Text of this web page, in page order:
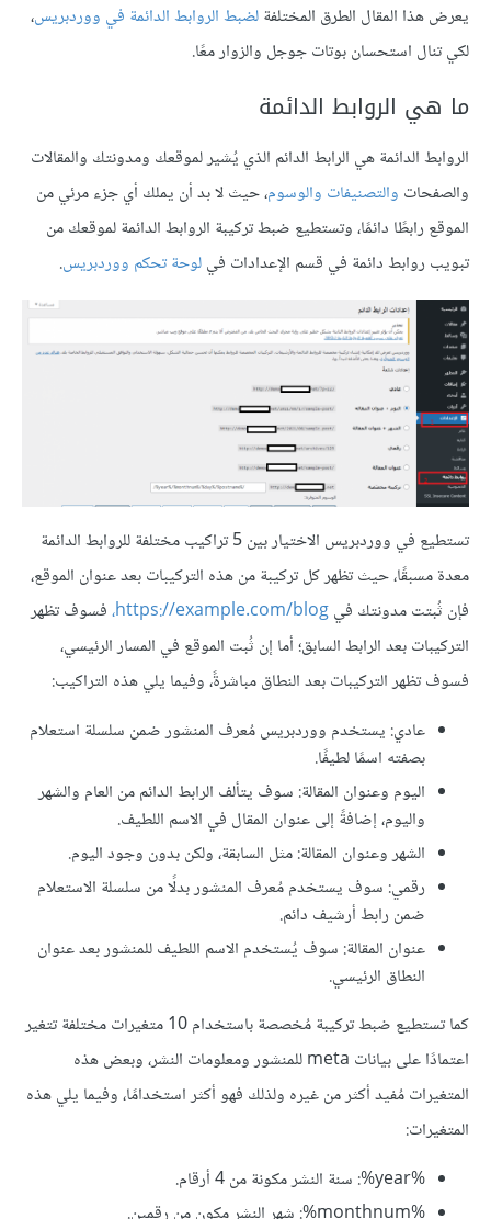
يعرض هذا المقال الطرق المختلفةلضبط الروابط الدائمة في ووردبريس،
لكي تنال استحسان بوتات جوجل والزوار معًا.
ما هي الروابط الدائمة
الروابط الدائمة هي الرابط الدائم الذي يُشير لموقعك ومدونتك والمقالات
والصفحات والتصنيفات والوسوم، حيث لا بد أن يملك أي جزء مرئي من
الموقع رابطًا دائمًا، وتستطيع ضبط تركيبة الروابط الدائمة لموقعك من
تبويب روابط دائمة في قسم الإعدادات فيلوحة تحكم ووردبريس.
تستطيع في ووردبريس الاختيار بين 5 تراكيب مختلفة للروابط الدائمة
معدة مسبقًا، حيث تظهر كل تركيبة من هذه التركيبات بعد عنوان الموقع،
فإن ثُبتت مدونتك فيhttps://example.com/blog، فسوف تظهر
التركيبات بعد الرابط السابق؛ أما إن ثُبت الموقع في المسار الرئيسي،
فسوف تظهر التركيبات بعد النطاق مباشرةً، وفيما يلي هذه التراكيب:
عادي: يستخدم ووردبريس مُعرف المنشور ضمن سلسلة استعلام
بصفته اسمًا لطيفًا.
اليوم وعنوان المقالة: سوف يتألف الرابط الدائم من العام والشهر
واليوم، إضافةً إلى عنوان المقال في الاسم اللطيف.
الشهر وعنوان المقالة: مثل السابقة، ولكن بدون وجود اليوم.
رقمي: سوف يستخدم مُعرف المنشور بدلًا من سلسلة الاستعلام
ضمن رابط أرشيف دائم.
عنوان المقالة: سوف يُستخدم الاسم اللطيف للمنشور بعد عنوان
النطاق الرئيسي.
كما تستطيع ضبط تركيبة مُخصصة باستخدام 10 متغيرات مختلفة تتغير
اعتمادًا على بيانات meta للمنشور ومعلومات النشر، وبعض هذه
المتغيرات مُفيد أكثر من غيره ولذلك فهو أكثر استخدامًا، وفيما يلي هذه
المتغيرات:
%year%: سنة النشر مكونة من 4 أرقام.